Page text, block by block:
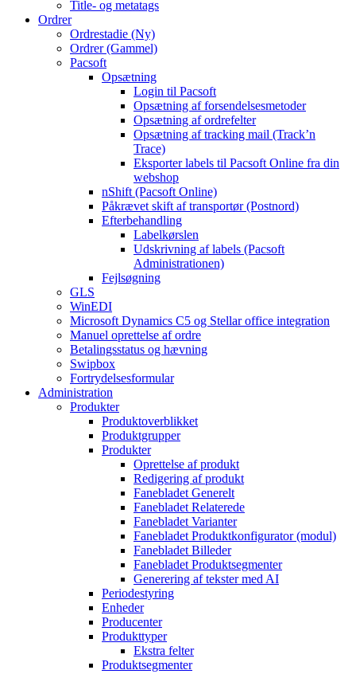
Title- og metatags
Ordrer
Ordrestadie (Ny)
Ordrer (Gammel)
Pacsoft
Opsætning
Login til Pacsoft
Opsætning af forsendelsesmetoder
Opsætning af ordrefelter
Opsætning af tracking mail (Track’n
Trace)
Eksporter labels til Pacsoft Online fra din
webshop
nShift (Pacsoft Online)
Påkrævet skift af transportør (Postnord)
Efterbehandling
Labelkørslen
Udskrivning af labels (Pacsoft
Administrationen)
Fejlsøgning
GLS
WinEDI
Microsoft Dynamics C5 og Stellar office integration
Manuel oprettelse af ordre
Betalingsstatus og hævning
Swipbox
Fortrydelsesformular
Administration
Produkter
Produktoverblikket
Produktgrupper
Produkter
Oprettelse af produkt
Redigering af produkt
Fanebladet Generelt
Fanebladet Relaterede
Fanebladet Varianter
Fanebladet Produktkonfigurator (modul)
Fanebladet Billeder
Fanebladet Produktsegmenter
Generering af tekster med AI
Periodestyring
Enheder
Producenter
Produkttyper
Ekstra felter
Produktsegmenter